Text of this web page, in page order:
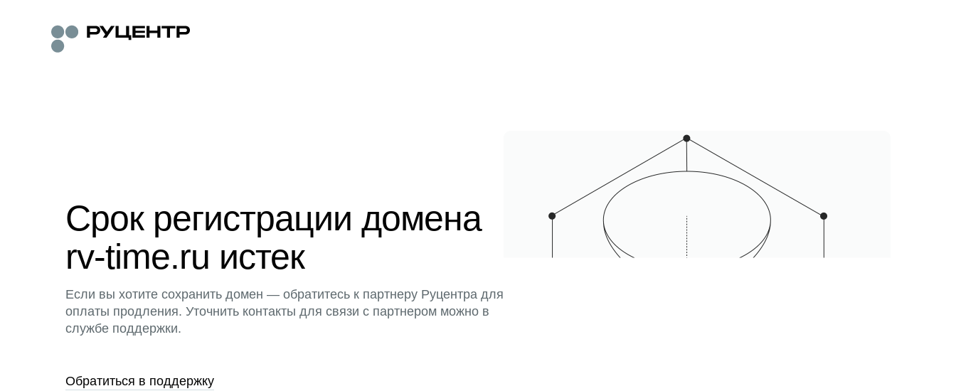
Срок регистрации домена
rv-time.ru истек
Если вы хотите сохранить домен — обратитесь к партнеру Руцентра для
оплаты продления. Уточнить контакты для связи с партнером можно в
службе поддержки.
Обратиться в поддержку